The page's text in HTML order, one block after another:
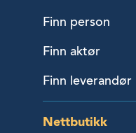
Finn person
Finn aktør
Finn leverandør
Nettbutikk